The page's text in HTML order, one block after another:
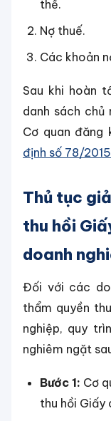
thể.
Nợ thuế.
Các khoản
Sau khi hoàn
danh sách
Cơ quan đăng
định số 78/
Thủ tục
thu hồi
doanh
Đối với các
thẩm quyền
nghiệp, quy
nghiêm ngặt
Bước 1: Cơ
thu hồi Giấy